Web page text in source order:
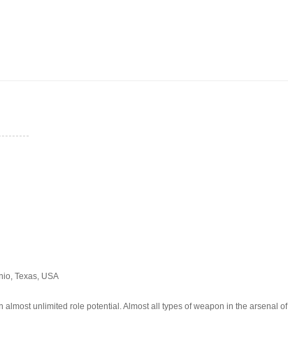
Texas, USA
unlimited role potential. Almost all types of weapon in the arsenal